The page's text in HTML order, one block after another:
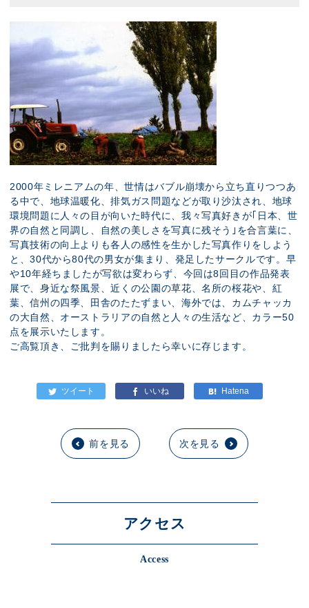
2000年ミレニアムの年、世情はバブル崩壊から立ち直りつつあ
る中で、地球温暖化、排気ガス問題などが取り沙汰され、地球
環境問題に人々の目が向いた時代に、我々写真好きが｢日本、世
界の自然と同調し、自然の美しさを写真に残そう｣を合言葉に、
写真技術の向上よりも各人の感性を生かした写真作りをしよう
と、30代から80代の男女が集まり、発足したサークルです。早
や10年経ちましたが写欲は変わらず、今回は8回目の作品発表
展で、身近な祭風景、近くの公園の草花、名所の桜花や、紅
葉、信州の四季、田舎のたたずまい、海外では、カムチャッカ
の大自然、オーストラリアの自然と人々の生活など、カラー50
点を展示いたします。
ご高覧頂き、ご批判を賜りましたら幸いに存じます。
前を見る 次を見る
アクセス
Access